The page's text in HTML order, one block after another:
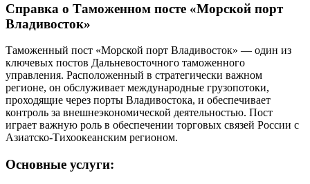
Справка о Таможенном посте «Морской порт
Владивосток»
Таможенный пост «Морской порт Владивосток» — один из
ключевых постов Дальневосточного таможенного
управления. Расположенный в стратегически важном
регионе, он обслуживает международные грузопотоки,
проходящие через порты Владивостока, и обеспечивает
контроль за внешнеэкономической деятельностью. Пост
играет важную роль в обеспечении торговых связей России с
Азиатско-Тихоокеанским регионом.
Основные услуги: